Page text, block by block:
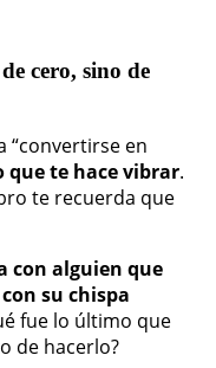
cero, sino de
“convertirse en
que te hace vibrar.
te recuerda que
con alguien que
su chispa
fue lo último que
de hacerlo?